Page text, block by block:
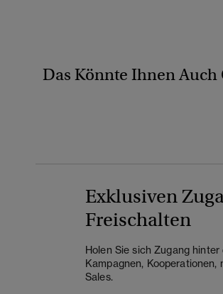
Das Könnte Ihnen Auch
Exklusiven
Freischalten
Holen Sie sich Zugang hinter
Kampagnen, Kooperationen,
Sales.